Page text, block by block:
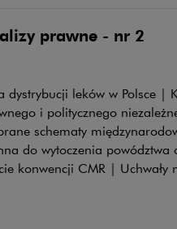
prawne - nr 2
dystrybucji leków w Polsce |
i politycznego
schematy
do wytoczenia powództwa
konwencji CMR | Uchwały